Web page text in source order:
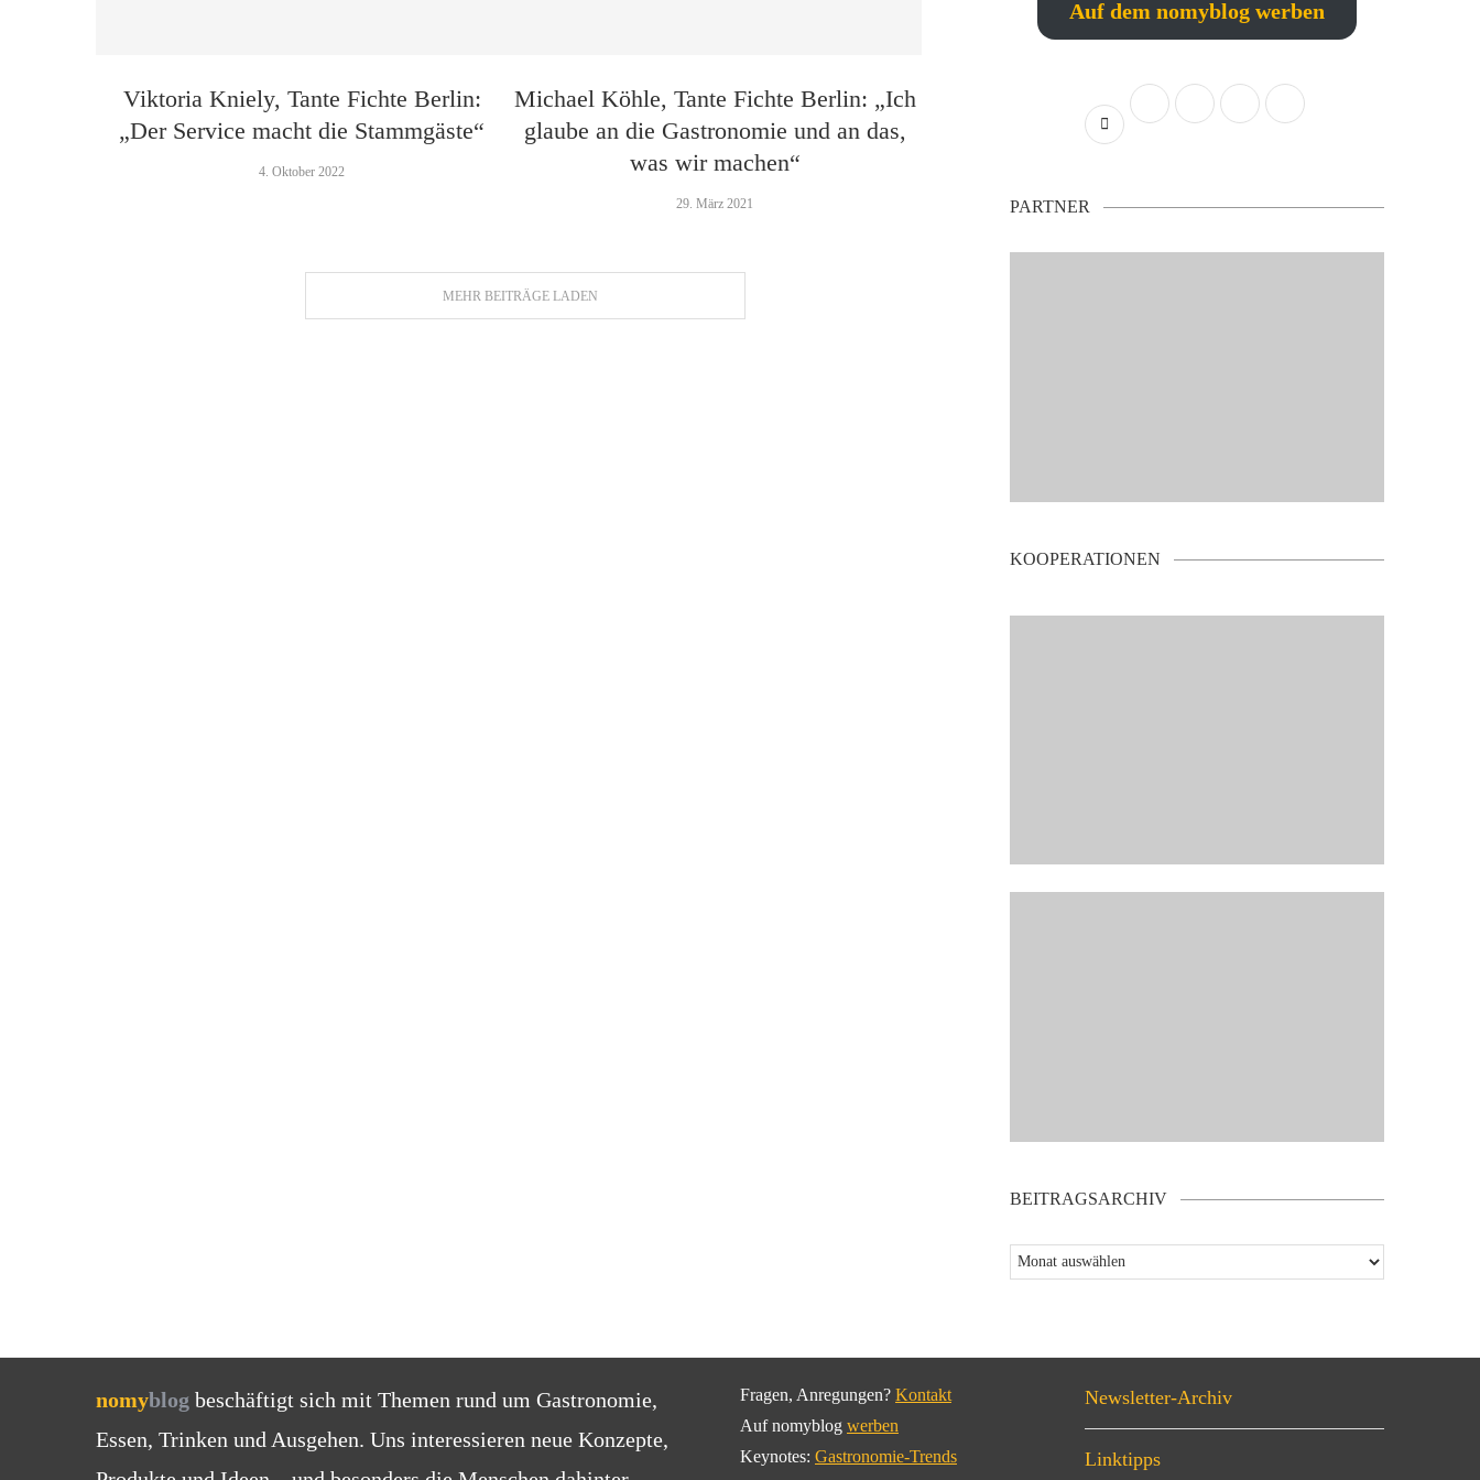
Viktoria Kniely, Tante Fichte Berlin:
„Der Service macht die Stammgäste“
4. Oktober 2022
Michael Köhle, Tante Fichte Berlin: „Ich
glaube an die Gastronomie und an das,
was wir machen“
29. März 2021
MEHR BEITRÄGE LADEN
Auf dem nomyblog werben
PARTNER
KOOPERATIONEN
BEITRAGSARCHIV
nomyblog beschäftigt sich mit Themen rund um Gastronomie,
Essen, Trinken und Ausgehen. Uns interessieren neue Konzepte,
Fragen, Anregungen? Kontakt
Auf nomyblog werben
Keynotes: Gastronomie-Trends
Newsletter-Archiv
Linktipps